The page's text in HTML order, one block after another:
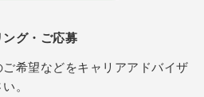
グ・ご応募
希望などをキャリアアドバイザ
。